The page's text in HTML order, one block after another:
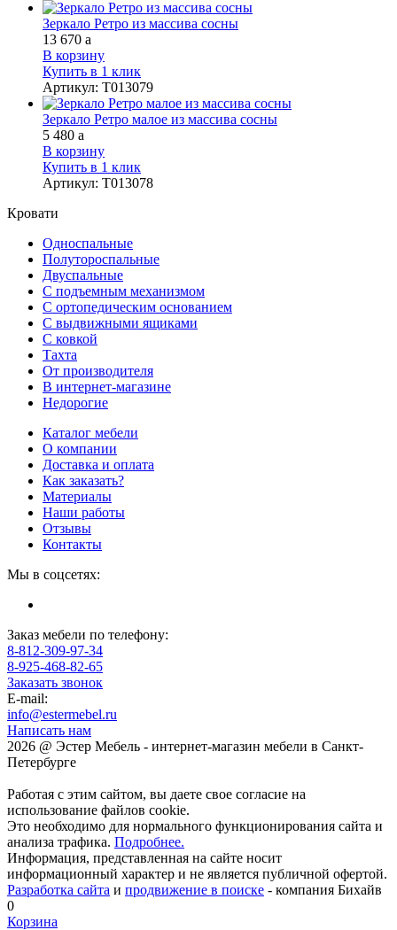
Зеркало Ретро из массива сосны
13 670 a
В корзину
Купить в 1 клик
Артикул: Т013079
Зеркало Ретро малое из массива сосны
5 480 a
В корзину
Купить в 1 клик
Артикул: Т013078
Кровати
Односпальные
Полутороспальные
Двуспальные
С подъемным механизмом
С ортопедическим основанием
С выдвижными ящиками
С ковкой
Тахта
От производителя
В интернет-магазине
Недорогие
Каталог мебели
О компании
Доставка и оплата
Как заказать?
Материалы
Наши работы
Отзывы
Контакты
Мы в соцсетях:
Заказ мебели по телефону:
8-812-309-97-34
8-925-468-82-65
Заказать звонок
E-mail:
info@estermebel.ru
Написать нам
2026 @ Эстер Мебель - интернет-магазин мебели в Санкт-
Петербурге
Работая с этим сайтом, вы даете свое согласие на
использование файлов cookie.
Это необходимо для нормального функционирования сайта и
анализа трафика. Подробнее.
Информация, представленная на сайте носит
информационный характер и не является публичной офертой.
Разработка сайта и продвижение в поиске - компания Бихайв
0
Корзина